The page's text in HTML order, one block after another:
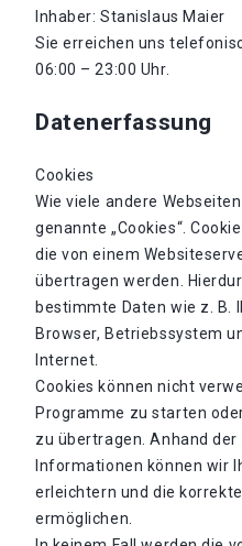
Inhaber: Stanislaus Maier
Sie erreichen uns
06:00 – 23:00 Uhr.
Datenerfassung
Cookies
Wie viele andere
genannte „Cookies“.
die von einem
übertragen werden.
bestimmte Daten wie z. B.
Browser, Betriebssystem
Internet.
Cookies können nicht
Programme zu starten
zu übertragen. Anhand
Informationen können wir
erleichtern und die
ermöglichen.